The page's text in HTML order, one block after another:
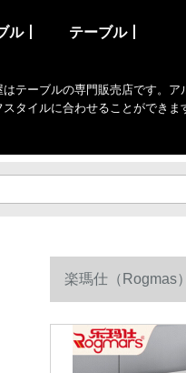
ル丨 テーブル丨
はテーブルの専門販売店です。
タイルに合わせることができ
楽瑪仕（Rogmas
ブルセット赤いテー